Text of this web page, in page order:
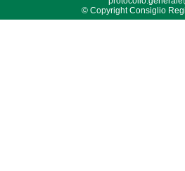
© Copyright Consiglio